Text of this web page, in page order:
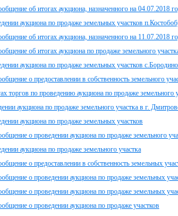
об итогах аукциона, назначенного на 04.07.2018
аукциона по продаже земельных участков
об итогах аукциона, назначенного на 11.07.2018
об итогах аукциона по продаже земельного
аукциона по продаже земельных участков
о предоставлении в собственность земельного
торгов по проведению аукциона по продаже земельного
аукциона по продаже земельного участка в г.
аукциона по продаже земельных участков
о проведении аукциона по продаже земельного
аукциона по продаже земельного участка
о предоставлении в собственность земельных
о проведении аукциона по продаже земельных
о проведении аукциона по продаже земельных
о проведении аукциона по продаже участков